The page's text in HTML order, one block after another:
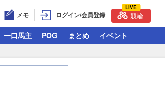
メモ ログイン/会員登録
LIVE
競輪
一口馬主 POG まとめ イベント